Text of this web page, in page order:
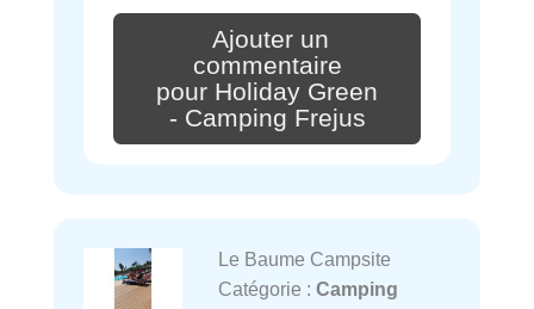
Ajouter un
commentaire
pour Holiday Green
- Camping Frejus
Le Baume Campsite
Catégorie : Camping